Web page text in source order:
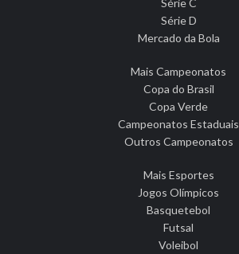
Série D
Mercado da Bola
Mais Campeonatos
Copa do Brasil
Copa Verde
Campeonatos Estaduais
Outros Campeonatos
Mais Esportes
Jogos Olímpicos
Basquetebol
Futsal
Voleibol